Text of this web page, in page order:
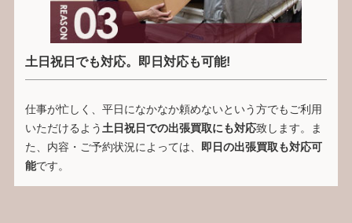
土日祝日でも対応。即日対応も可能!
仕事が忙しく、平日になかなか頼めないという方でもご利用
いただけるよう 土日祝日での出張買取にも対応致します。ま
た、内容・ご予約状況によっては、
即日の出張買取も対応可
能です。